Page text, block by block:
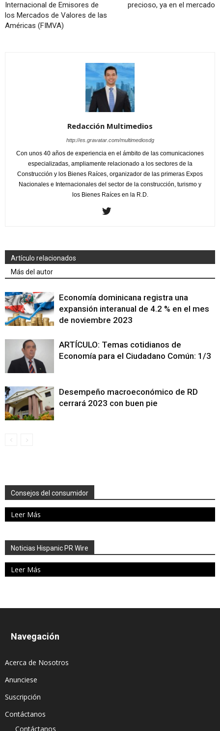
Internacional de Emisores de
los Mercados de Valores de las
Américas (FIMVA)
precioso, ya en el mercado
Redacción Multimedios
http://es.gravatar.com/multimediosdg
Con unos 40 años de experiencia en el ámbito de las comunicaciones
especializadas, ampliamente relacionado a los sectores de la
Construcción y los Bienes Raíces, organizador de las primeras Expos
Nacionales e Internacionales del sector de la construcción, turismo y
los Bienes Raíces en la R.D.
Artículo relacionados
Más del autor
Economía dominicana registra una
expansión interanual de 4.2 % en el mes
de noviembre 2023
ARTÍCULO: Temas cotidianos de
Economía para el Ciudadano Común: 1/3
Desempeño macroeconómico de RD
cerrará 2023 con buen pie
Consejos del consumidor
Leer Más
Noticias Hispanic PR Wire
Leer Más
Navegación
Acerca de Nosotros
Anunciese
Suscripción
Contáctanos
Contáctanos